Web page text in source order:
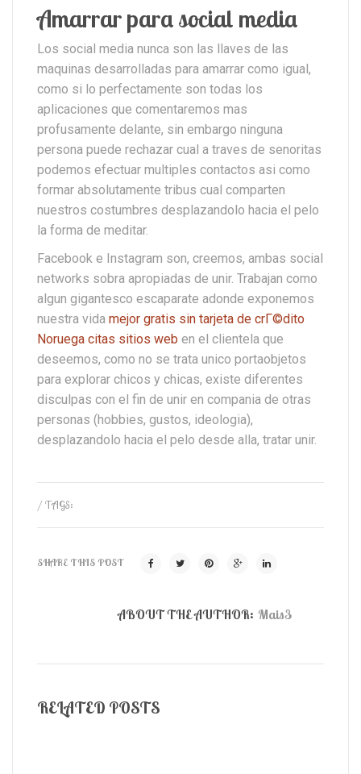
Amarrar para social media
Los social media nunca son las llaves de las
maquinas desarrolladas para amarrar como igual,
como si lo perfectamente son todas los
aplicaciones que comentaremos mas
profusamente delante, sin embargo ninguna
persona puede rechazar cual a traves de senoritas
podemos efectuar multiples contactos asi­ como
formar absolutamente tribus cual comparten
nuestros costumbres desplazandolo hacia el pelo
la forma de meditar.
Facebook e Instagram son, creemos, ambas social
networks sobra apropiadas de unir. Trabajan como
algun gigantesco escaparate adonde exponemos
nuestra vida mejor gratis sin tarjeta de crГ©dito
Noruega citas sitios web en el clientela que
deseemos, como no se trata unico portaobjetos
para explorar chicos y chicas, existe diferentes
disculpas con el fin de unir en compania de otras
personas (hobbies, gustos, ideologia),
desplazandolo hacia el pelo desde alla, tratar unir.
/ TAGS:
SHARE THIS POST
ABOUT THE AUTHOR: Mais3
RELATED POSTS